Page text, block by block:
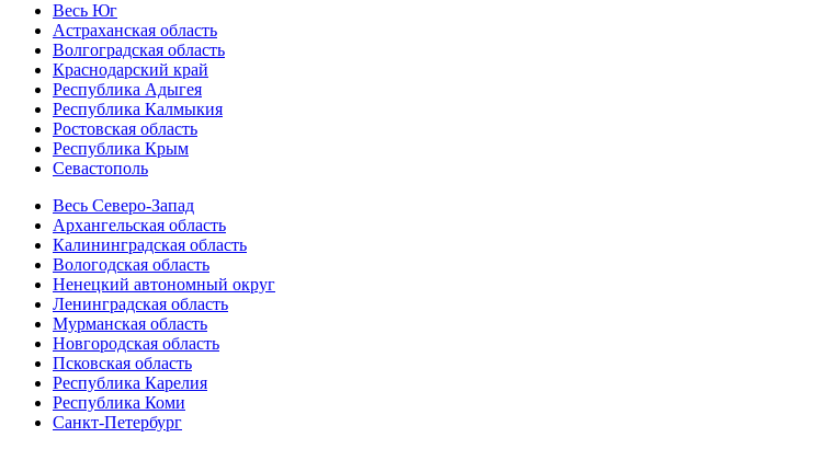
Весь Юг
Астраханская область
Волгоградская область
Краснодарский край
Республика Адыгея
Республика Калмыкия
Ростовская область
Республика Крым
Севастополь
Весь Северо-Запад
Архангельская область
Калининградская область
Вологодская область
Ненецкий автономный округ
Ленинградская область
Мурманская область
Новгородская область
Псковская область
Республика Карелия
Республика Коми
Санкт-Петербург